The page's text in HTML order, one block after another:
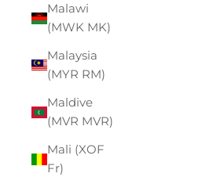
Malawi
(MWK MK)
Malaysia
(MYR RM)
Maldive
(MVR MVR)
Mali (XOF
Fr)